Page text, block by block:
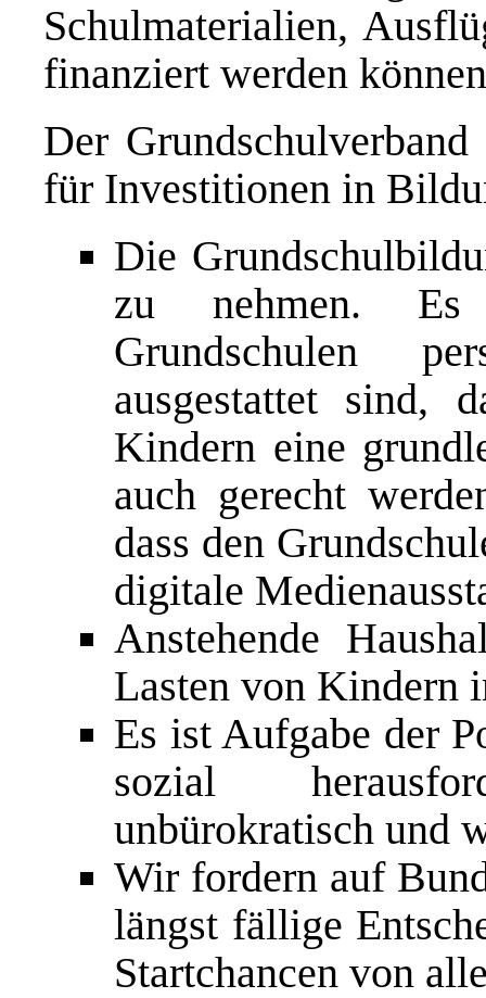
Schulmaterialien,
finanziert werden
Der
für Investitionen in
Die
zu nehmen. Es
Grundschulen
ausgestattet sind,
Kindern eine
auch gerecht
dass den
digitale
Anstehende
Lasten von Kindern
Es ist Aufgabe der
sozial
unbürokratisch und
Wir fordern auf
längst fällige
Startchancen von